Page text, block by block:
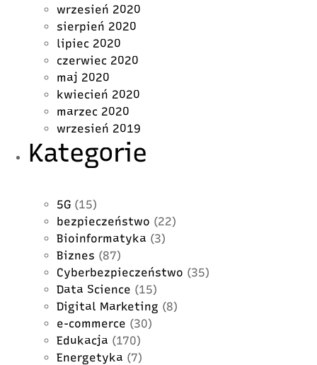
wrzesień 2020
sierpień 2020
lipiec 2020
czerwiec 2020
maj 2020
kwiecień 2020
marzec 2020
wrzesień 2019
Kategorie
5G (15)
bezpieczeństwo (22)
Bioinformatyka (3)
Biznes (87)
Cyberbezpieczeństwo (35)
Data Science (15)
Digital Marketing (8)
e-commerce (30)
Edukacja (170)
Energetyka (7)